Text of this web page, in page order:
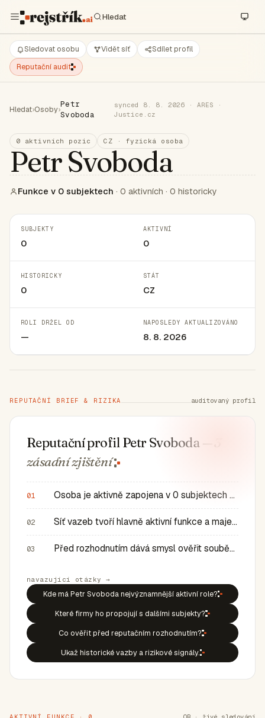
Sledovat osobu Vidět síť
Sdílet profil
Reputační audit
Hledat›Osoby›
Petr
Svoboda
synced 8. 8. 2026 · ARES ·
Justice.cz
0 aktivních pozic CZ · fyzická osoba
Petr Svoboda
Funkce v 0 subjektech · 0 aktivních · 0 historicky
SUBJEKTY
0
AKTIVNÍ
0
HISTORICKY
0
STÁT
CZ
ROLI DRŽEL OD
—
NAPOSLEDY AKTUALIZOVÁNO
8. 8. 2026
REPUTAČNÍ BRIEF & RIZIKA auditovaný profil
Reputační profil Petr Svoboda— 3
zásadnízjištění
01 Osoba je aktivně zapojena v 0 subjektech a má 0 historic…
02 Síť vazeb tvoří hlavně aktivní funkce a majetkové role v…
03 Před rozhodnutím dává smysl ověřit souběh rolí, historic…
navazující otázky →
Kde má Petr Svoboda nejvýznamnější aktivní role?
Které firmy ho propojují s dalšími subjekty?
Co ověřit před reputačním rozhodnutím?
Ukaž historické vazby a rizikové signály.